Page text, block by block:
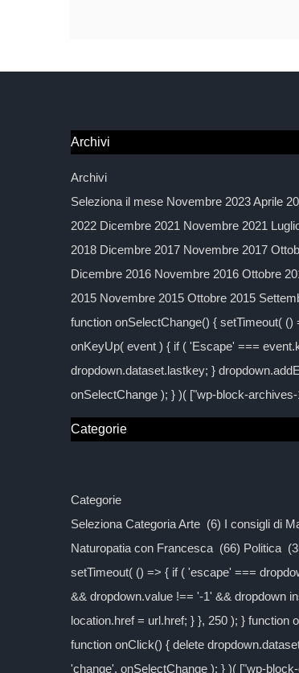
Archivi
Archivi
Seleziona il mese Novembre 2023 Aprile
2022 Dicembre 2021 Novembre 2021
2018 Dicembre 2017 Novembre 2017
Dicembre 2016 Novembre 2016 Ottobre
2015 Novembre 2015 Ottobre 2015
function onSelectChange() { setTimeout(
onKeyUp( event ) { if ( 'Escape' ===
dropdown.dataset.lastkey; }
onSelectChange ); } )( ["wp-block-
Categorie
Categorie
Seleziona Categoria Arte (6) I consigli di
Naturopatia con Francesca (66) Politica
setTimeout( () => { if ( 'escape' ===
&& dropdown.value !== '-1' && dropdown
location.href = url.href; } }, 250 ); }
function onClick() { delete
'change', onSelectChange ); } )( ["wp-